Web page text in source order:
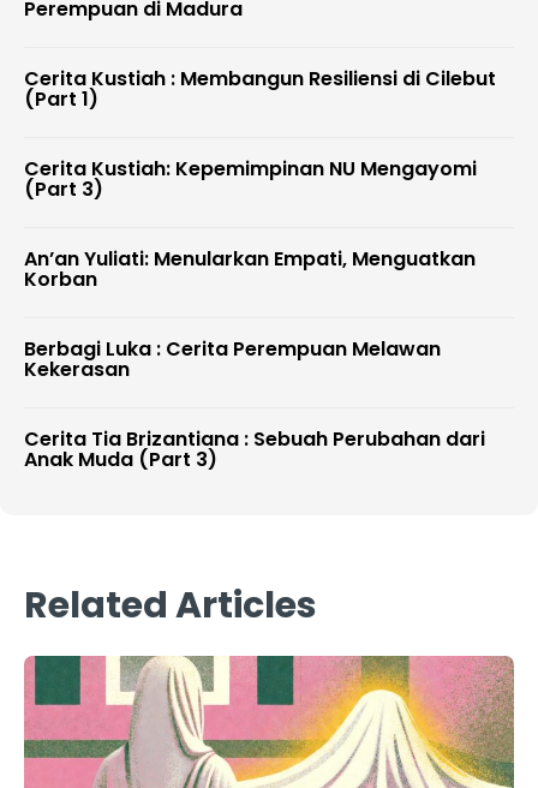
Perempuan di Madura
Cerita Kustiah : Membangun Resiliensi di Cilebut
(Part 1)
Cerita Kustiah: Kepemimpinan NU Mengayomi
(Part 3)
An’an Yuliati: Menularkan Empati, Menguatkan
Korban
Berbagi Luka : Cerita Perempuan Melawan
Kekerasan
Cerita Tia Brizantiana : Sebuah Perubahan dari
Anak Muda (Part 3)
Related Articles